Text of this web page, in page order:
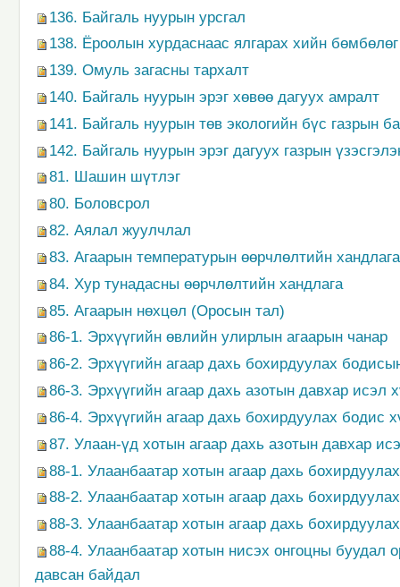
136. Байгаль нуурын урсгал
138. Ёроолын хурдаснаас ялгарах хийн бөмбөлөг
139. Омуль загасны тархалт
140. Байгаль нуурын эрэг хөвөө дагуух амралт
141. Байгаль нуурын төв экологийн бүс газрын
142. Байгаль нуурын эрэг дагуух газрын
81. Шашин шүтлэг
80. Боловсрол
82. Аялал жуулчлал
83. Агаарын температурын өөрчлөлтийн хандлага
84. Хур тунадасны өөрчлөлтийн хандлага
85. Агаарын нөхцөл (Оросын тал)
86-1. Эрхүүгийн өвлийн улирлын агаарын чанар
86-2. Эрхүүгийн агаар дахь бохирдуулах
86-3. Эрхүүгийн агаар дахь азотын давхар исэл
86-4. Эрхүүгийн агаар дахь бохирдуулах бодис
87. Улаан-үд хотын агаар дахь азотын давхар
88-1. Улаанбаатар хотын агаар дахь
88-2. Улаанбаатар хотын агаар дахь
88-3. Улаанбаатар хотын агаар дахь
88-4. Улаанбаатар хотын нисэх онгоцны буудал
давсан байдал